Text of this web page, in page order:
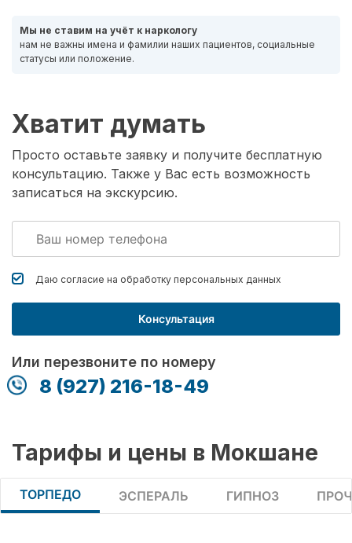
Мы не ставим на учёт к наркологу
нам не важны имена и фамилии наших пациентов, социальные
статусы или положение.
Хватит думать
Просто оставьте заявку и получите бесплатную
консультацию. Также у Вас есть возможность
записаться на экскурсию.
Даю согласие на обработку персональных данных
Консультация
Или перезвоните по номеру
8 (927) 216-18-49
Тарифы и цены в Мокшане
ТОРПЕДО ЭСПЕРАЛЬ ГИПНОЗ